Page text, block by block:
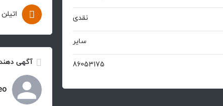
نقدی
سایر
86053175
اتیلن
آگهی